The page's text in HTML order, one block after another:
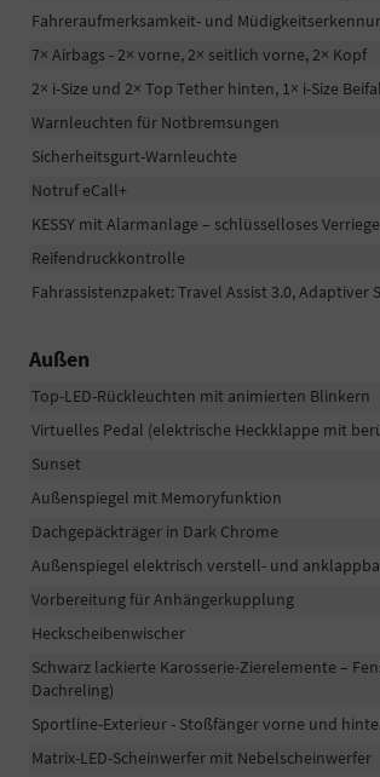
Fahreraufmerksamkeit- und
7× Airbags - 2× vorne, 2× seitlich vorne, 2× Kopf
2× i-Size und 2× Top Tether hinten, 1× i-Size
Warnleuchten für Notbremsungen
Sicherheitsgurt-Warnleuchte
Notruf eCall+
KESSY mit Alarmanlage – schlüsselloses
Reifendruckkontrolle
Fahrassistenzpaket: Travel Assist 3.0,
Außen
Top-LED-Rückleuchten mit animierten Blinkern
Virtuelles Pedal (elektrische Heckklappe mit
Sunset
Außenspiegel mit Memoryfunktion
Dachgepäckträger in Dark Chrome
Außenspiegel elektrisch verstell- und
Vorbereitung für Anhängerkupplung
Heckscheibenwischer
Schwarz lackierte Karosserie-Zierelemente –
Dachreling)
Sportline-Exterieur - Stoßfänger vorne und
Matrix-LED-Scheinwerfer mit Nebelscheinwerfer